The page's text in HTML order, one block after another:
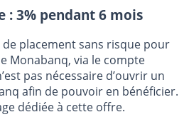
: 3% pendant 6 mois
placement sans risque pour
Monabanq, via le compte
pas nécessaire d’ouvrir un